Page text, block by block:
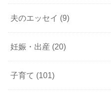
夫のエッセイ (9)
妊娠・出産 (20)
子育て (101)